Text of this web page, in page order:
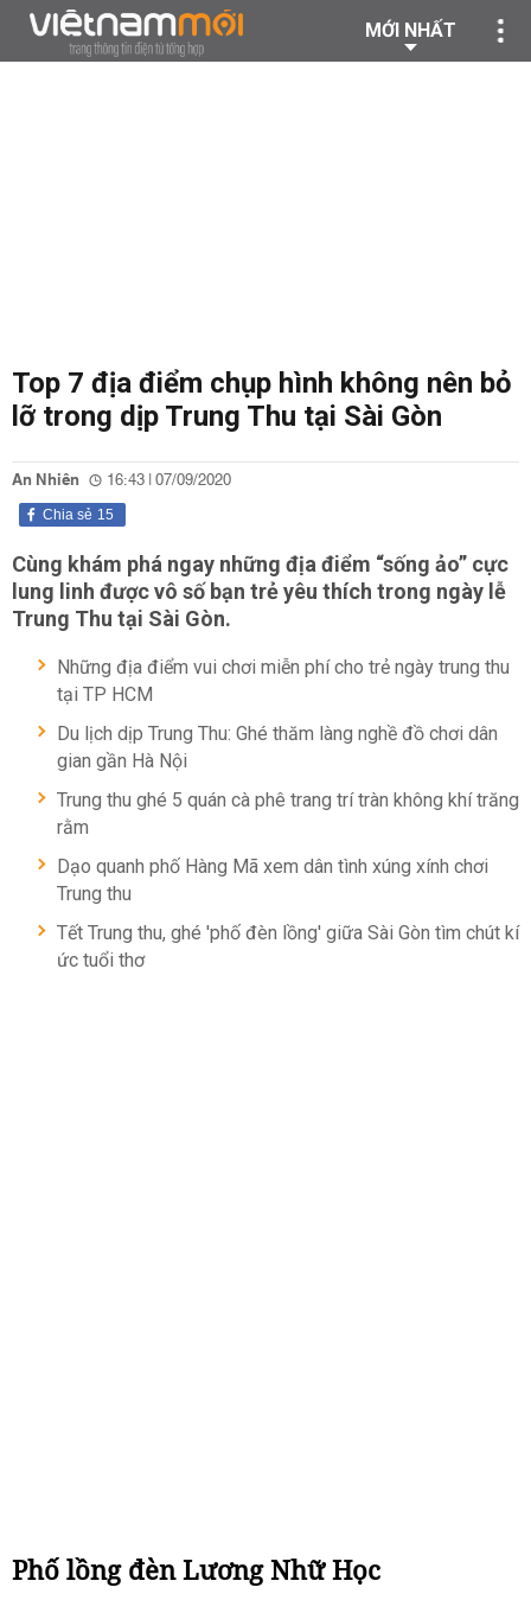
MỚI NHẤT
Top 7 địa điểm chụp hình không nên bỏ
lỡ trong dịp Trung Thu tại Sài Gòn
An Nhiên 16:43 | 07/09/2020
15
Chia sẻ
Cùng khám phá ngay những địa điểm “sống ảo” cực
lung linh được vô số bạn trẻ yêu thích trong ngày lễ
Trung Thu tại Sài Gòn.
Những địa điểm vui chơi miễn phí cho trẻ ngày trung thu
tại TP HCM
Du lịch dịp Trung Thu: Ghé thăm làng nghề đồ chơi dân
gian gần Hà Nội
Trung thu ghé 5 quán cà phê trang trí tràn không khí trăng
rằm
Dạo quanh phố Hàng Mã xem dân tình xúng xính chơi
Trung thu
Tết Trung thu, ghé 'phố đèn lồng' giữa Sài Gòn tìm chút kí
ức tuổi thơ
Phố lồng đèn Lương Nhữ Học